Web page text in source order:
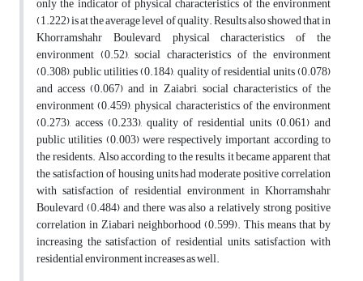
(1.222) is at the average level of quality. Results also showed that in
Khorramshahr Boulevard, physical characteristics of the
environment (0.52), social characteristics of the environment
(0.308), public utilities (0.184), quality of residential units (0.078)
and access (0.067) and in Zaiabri, social characteristics of the
environment (0.459), physical characteristics of the environment
(0.273), access (0.233), quality of residential units (0.061) and
public utilities (0.003) were respectively important according to
the residents. Also according to the results, it became apparent that
the satisfaction of housing units had moderate positive correlation
with satisfaction of residential environment in Khorramshahr
Boulevard (0.484) and there was also a relatively strong positive
correlation in Ziabari neighborhood (0.599). This means that by
increasing the satisfaction of residential units, satisfaction with
residential environment increases as well.